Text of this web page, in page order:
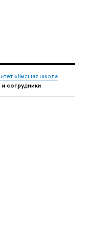
«Высшая школа
сотрудники